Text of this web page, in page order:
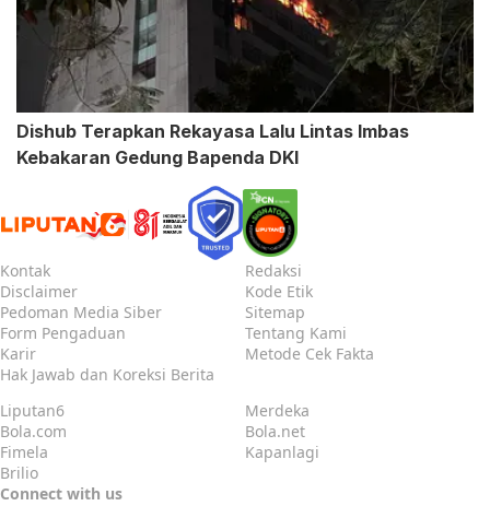
Dishub Terapkan Rekayasa Lalu Lintas Imbas
Kebakaran Gedung Bapenda DKI
Kontak
Redaksi
Disclaimer
Kode Etik
Pedoman Media Siber
Sitemap
Form Pengaduan
Tentang Kami
Karir
Metode Cek Fakta
Hak Jawab dan Koreksi Berita
Liputan6
Merdeka
Bola.com
Bola.net
Fimela
Kapanlagi
Brilio
Connect with us